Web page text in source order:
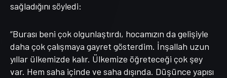
sağladığını söyledi:
“Burası beni çok olgunlaştırdı, hocamızın da gelişiyle
daha çok çalışmaya gayret gösterdim. İnşallah uzun
yıllar ülkemizde kalır. Ülkemize öğreteceği çok şey
var. Hem saha içinde ve saha dışında. Düşünce yapısı